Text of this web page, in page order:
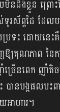
ដឹងខ្លួន ព្រោះ
ទូរស័ព្ទដៃ ដ
ទះ ដោយនេះគឺ
យគុណភាព នៃក
រើនពេក ញាំតិ
ះ បានបង្កផល
អាហារ។